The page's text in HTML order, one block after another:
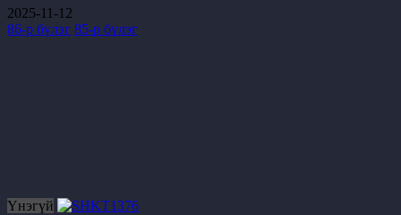
2025-11-12
86-р бүлэг 85-р бүлэг
Үнэгүй